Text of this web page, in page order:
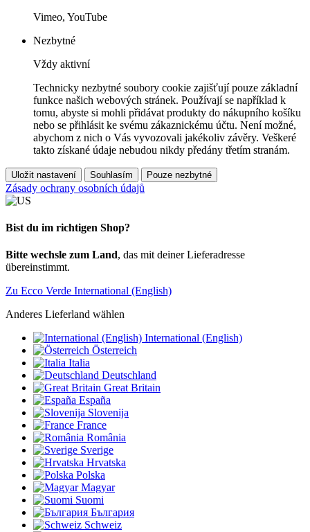
Vimeo, YouTube
Nezbytné
Vždy aktivní
Technicky nezbytné soubory cookie zajišťují pouze základní
funkce našich webových stránek. Používají se například k
tomu, abyste si mohli přidávat produkty do nákupního košíku
nebo se přihlásit ke svému zákaznickému účtu. Není možné,
abychom z nich o Vás vyvozovali jakékoliv závěry. Veškeré
takto získané údaje nebudou nikdy předány třetím stranám.
Uložit nastavení Souhlasím Pouze nezbytné
Zásady ochrany osobních údajů
Bist du im richtigen Shop?
Bitte wechsle zum Land, das mit deiner Lieferadresse
übereinstimmt.
Zu Ecco Verde International (English)
Anderes Lieferland wählen
International (English)
Österreich
Italia
Deutschland
Great Britain
España
Slovenija
France
România
Sverige
Hrvatska
Polska
Magyar
Suomi
България
Schweiz